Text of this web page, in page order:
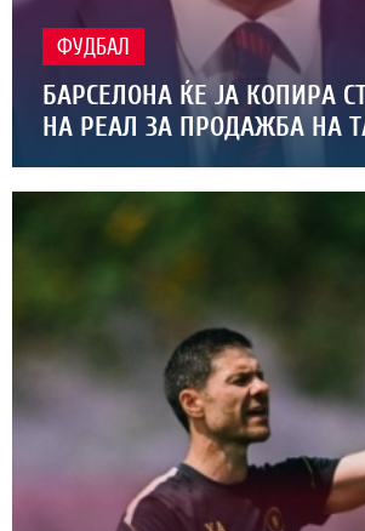
ФУДБАЛ
БАРСЕЛОНА ЌЕ ЈА КОПИРА
НА РЕАЛ ЗА ПРОДАЖБА НА